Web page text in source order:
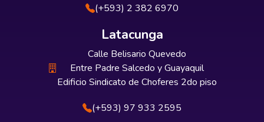
(+593) 2 382 6970
Latacunga
Calle Belisario Quevedo
Entre Padre Salcedo y Guayaquil
Edificio Sindicato de Choferes 2do piso
(+593) 97 933 2595